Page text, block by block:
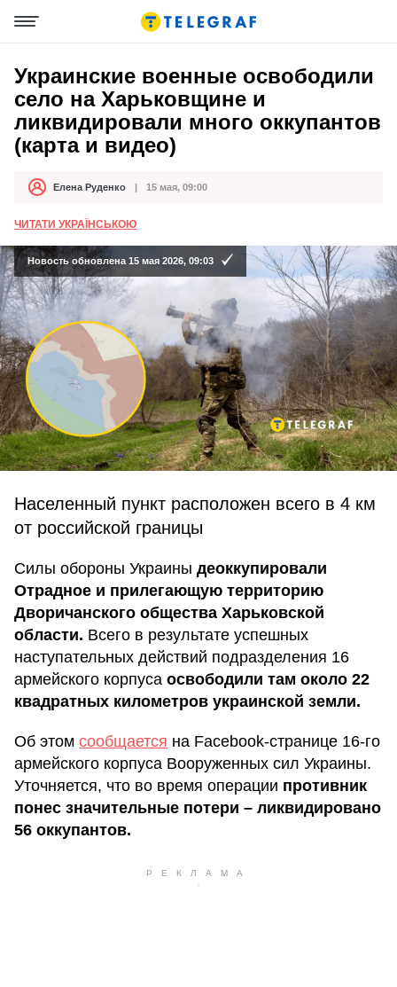
Украинские военные освободили
село на Харьковщине и
ликвидировали много оккупантов
(карта и видео)
АвторЕлена Руденко
Дата публикации 15 мая, 09:00
ЧИТАТИ УКРАЇНСЬКОЮ
Новость обновлена 15 мая 2026, 09:03
Населенный пункт расположен всего в 4 км
от российской границы
Силы обороны Украины деоккупировали
Отрадное и прилегающую территорию
Дворичанского общества Харьковской
области. Всего в результате успешных
наступательных действий подразделения 16
армейского корпуса освободили там около 22
квадратных километров украинской земли.
Об этом сообщается на Facebook-странице 16-го
армейского корпуса Вооруженных сил Украины.
Уточняется, что во время операции противник
понес значительные потери – ликвидировано
56 оккупантов.